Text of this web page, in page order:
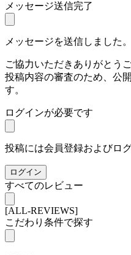
メッセージ送信完了
メッセージを送信しました。
ご協力いただきありがとう
投稿内容の審査のため、公
す。
ログインが必要です
投稿には会員登録およびロ
ログイン
すべてのレビュー
[ALL-REVIEWS]
こだわり条件で探す